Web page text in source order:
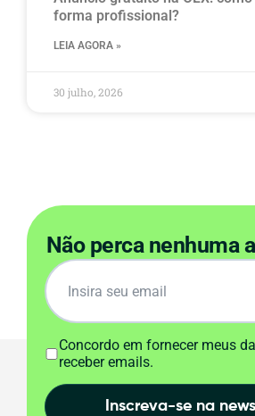
forma profissional?
LEIA AGORA »
30 julho, 2026
Não perca nenhuma
Concordo em fornecer meus
receber emails.
Inscreva-se na